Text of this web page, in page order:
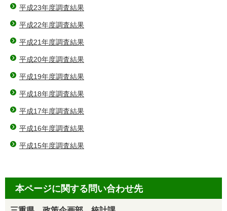
平成23年度調査結果
平成22年度調査結果
平成21年度調査結果
平成20年度調査結果
平成19年度調査結果
平成18年度調査結果
平成17年度調査結果
平成16年度調査結果
平成15年度調査結果
本ページに関する問い合わせ先